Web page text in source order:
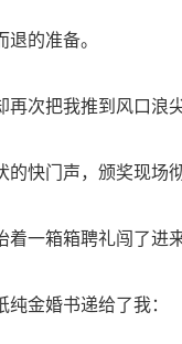
的准备。
次把我推到风口浪
快门声，颁奖现场
一箱箱聘礼闯了进
金婚书递给了我：